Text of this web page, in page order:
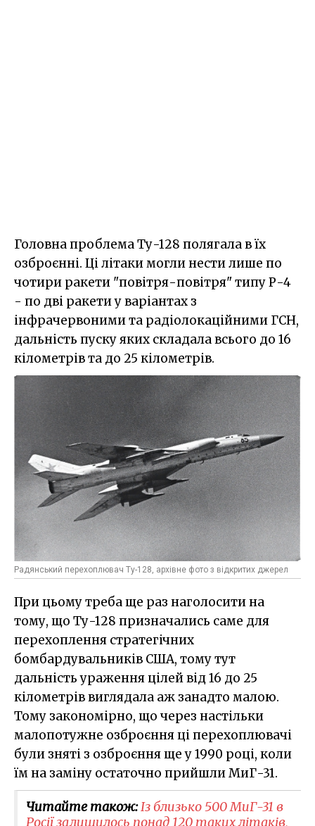
Головна проблема Ту-128 полягала в їх
озброєнні. Ці літаки могли нести лише по
чотири ракети "повітря-повітря" типу Р-4
- по дві ракети у варіантах з
інфрачервоними та радіолокаційними ГСН,
дальність пуску яких складала всього до 16
кілометрів та до 25 кілометрів.
Радянський перехоплювач Ту-128, архівне фото з відкритих джерел
При цьому треба ще раз наголосити на
тому, що Ту-128 призначались саме для
перехоплення стратегічних
бомбардувальників США, тому тут
дальність ураження цілей від 16 до 25
кілометрів виглядала аж занадто малою.
Тому закономірно, що через настільки
малопотужне озброєння ці перехоплювачі
були зняті з озброєння ще у 1990 році, коли
їм на заміну остаточно прийшли МиГ-31.
Читайте також:Із близько 500 МиГ-31 в
Росії залишилось понад 120 таких літаків,